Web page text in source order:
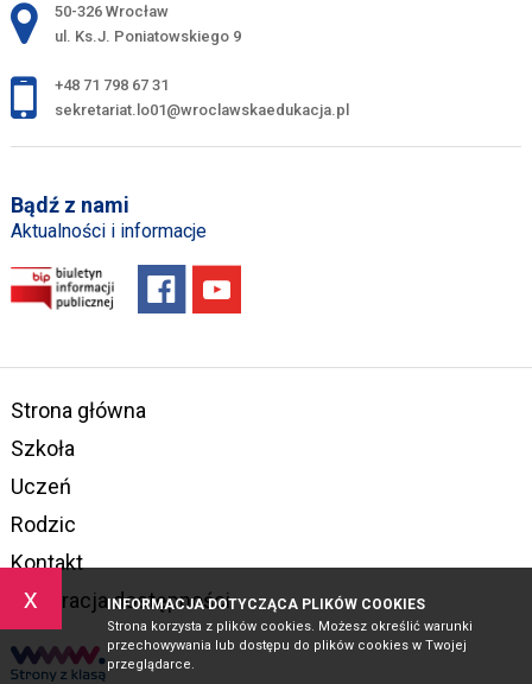
x INFORMACJA DOTYCZĄCA PLIKÓW COOKIES
Strona korzysta z plików cookies. Możesz określić warunki
przechowywania lub dostępu do plików cookies w Twojej
przeglądarce.
Adres pocztowy:
50-326 Wrocław
ul. Ks.J. Poniatowskiego 9
+48 71 798 67 31
sekretariat.lo01@wroclawskaedukacja.pl
Bądź z nami
Aktualności i informacje
Strona główna
Szkoła
Uczeń
Rodzic
Kontakt
Deklaracja dostępności